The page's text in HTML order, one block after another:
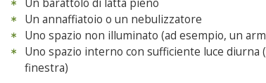
Un barattolo di latta pieno
Un annaffiatoio o un nebulizzatore
Uno spazio non illuminato (ad esempio, un
Uno spazio interno con sufficiente luce diurna
finestra)